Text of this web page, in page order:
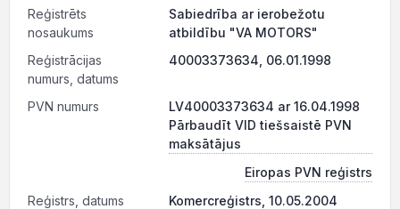
Reģistrēts
nosaukums
Sabiedrība ar ierobežotu
atbildību "VA MOTORS"
Reģistrācijas
numurs, datums
40003373634, 06.01.1998
PVN numurs
LV40003373634 ar 16.04.1998
Pārbaudīt VID tiešsaistē PVN
maksātājus
Eiropas PVN reģistrs
Reģistrs, datums
Komercreģistrs, 10.05.2004